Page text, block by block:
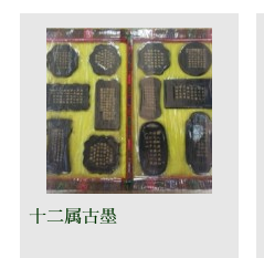
十二属古墨